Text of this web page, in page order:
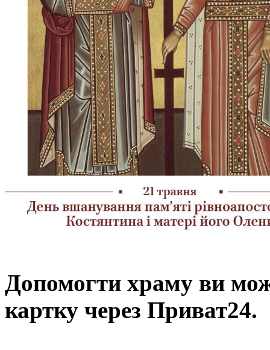
Допомогти храму ви
картку через Приват24.